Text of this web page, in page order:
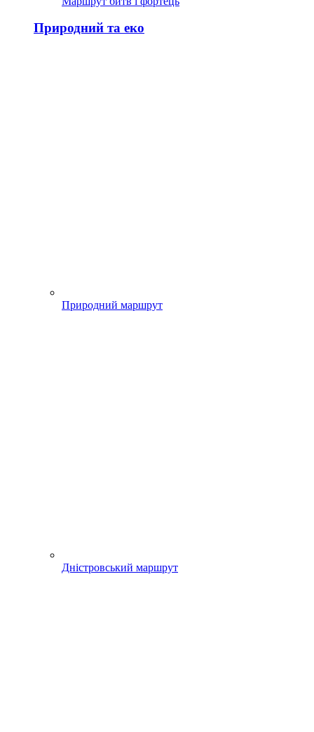
Природний та еко
Природний маршрут
Дністровський маршрут